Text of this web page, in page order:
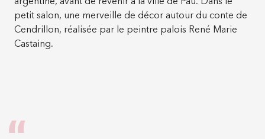
petit salon, une merveille de décor autour du conte de
Cendrillon, réalisée par le peintre palois René Marie
Castaing.